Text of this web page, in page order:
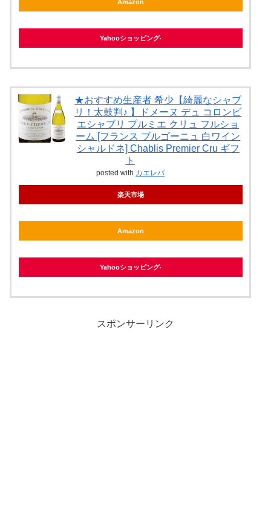
Amazon
Yahooショッピング
★おすすめ生産者 希少【綺麗なシャブ
リ！太鼓判♪ 】ドメーヌ デュ コロンビ
エシャブリ プルミエ クリュ フルショ
ーム [フランス ブルゴーニュ 白ワイン
シャルドネ] Chablis Premier Cru ギフ
ト
posted with カエレバ
楽天市場
Amazon
Yahooショッピング
スポンサーリンク